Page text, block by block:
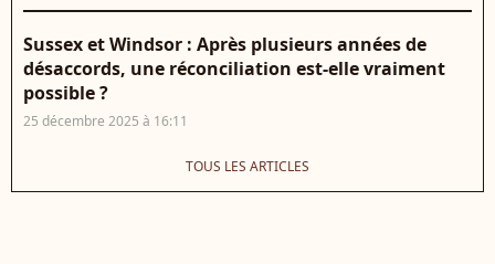
Sussex et Windsor : Après plusieurs années de
désaccords, une réconciliation est-elle vraiment
possible ?
25 décembre 2025 à 16:11
TOUS LES ARTICLES